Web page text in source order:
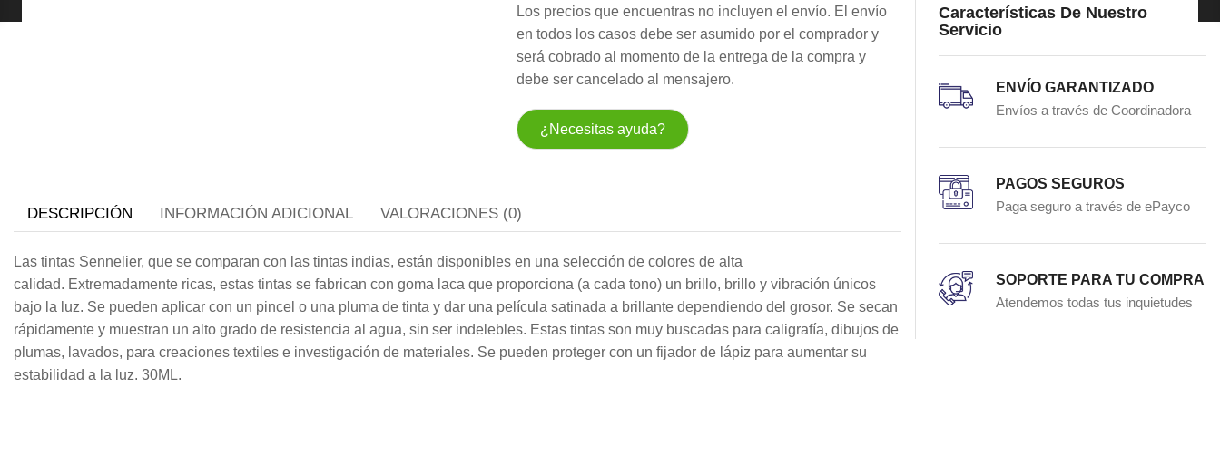
Los precios que encuentras no incluyen el envío. El envío
en todos los casos debe ser asumido por el comprador y
será cobrado al momento de la entrega de la compra y
debe ser cancelado al mensajero.
¿Necesitas ayuda?
DESCRIPCIÓN INFORMACIÓN ADICIONAL VALORACIONES (0)
Las tintas Sennelier, que se comparan con las tintas indias, están disponibles en una selección de colores de alta
calidad. Extremadamente ricas, estas tintas se fabrican con goma laca que proporciona (a cada tono) un brillo, brillo y vibración únicos
bajo la luz. Se pueden aplicar con un pincel o una pluma de tinta y dar una película satinada a brillante dependiendo del grosor. Se secan
rápidamente y muestran un alto grado de resistencia al agua, sin ser indelebles. Estas tintas son muy buscadas para caligrafía, dibujos de
plumas, lavados, para creaciones textiles e investigación de materiales. Se pueden proteger con un fijador de lápiz para aumentar su
estabilidad a la luz. 30ML.
Características De Nuestro
Servicio
ENVÍO GARANTIZADO
Envíos a través de Coordinadora
PAGOS SEGUROS
Paga seguro a través de ePayco
SOPORTE PARA TU COMPRA
Atendemos todas tus inquietudes